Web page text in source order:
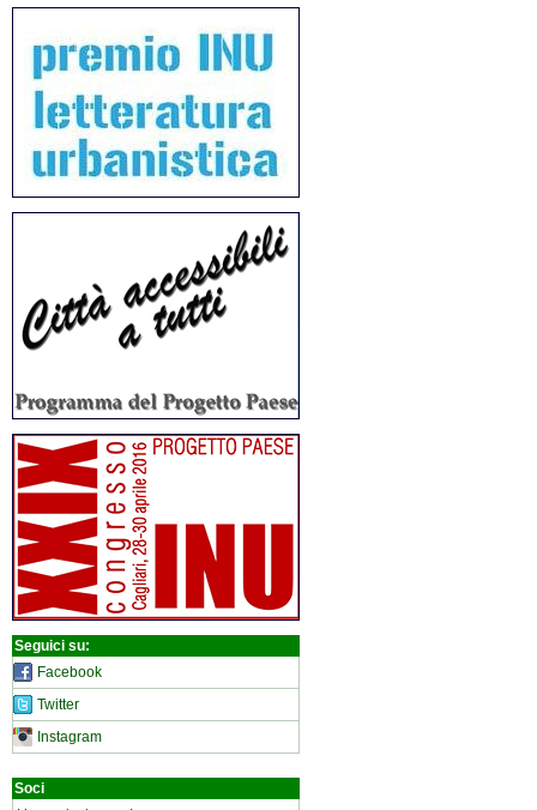
Seguici su:
Facebook
Twitter
Instagram
Soci